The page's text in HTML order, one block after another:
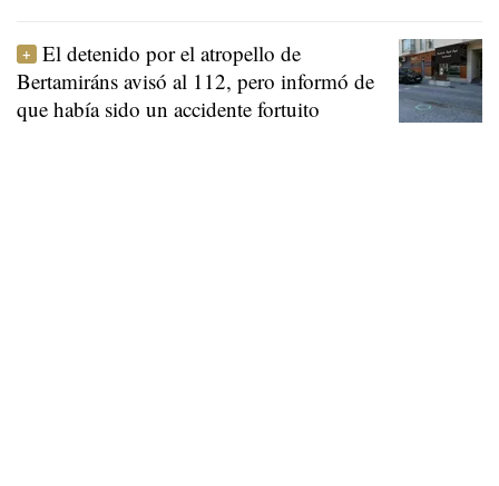
El detenido por el atropello de
Bertamiráns avisó al 112, pero informó de
que había sido un accidente fortuito